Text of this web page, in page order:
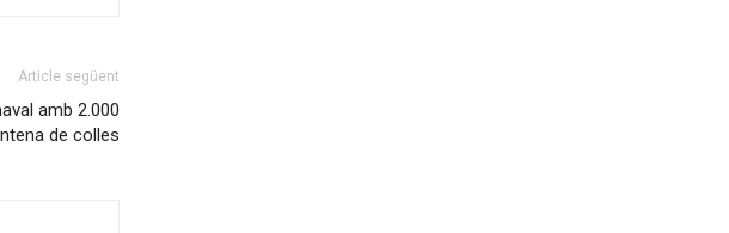
Article següent
amb 2.000
de colles